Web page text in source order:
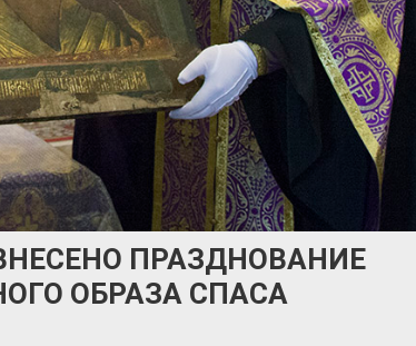
ПРАЗДНОВАНИЕ
ОБРАЗА СПАСА